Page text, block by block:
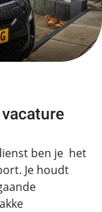
ben je het
Je houdt